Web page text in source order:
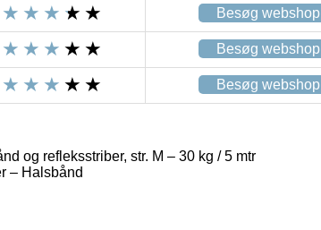
Besøg webshop
Besøg webshop
Besøg webshop
og refleksstriber, str. M – 30 kg / 5 mtr
– Halsbånd